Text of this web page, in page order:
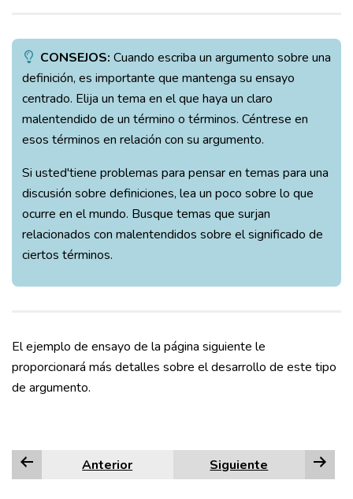
CONSEJOS: Cuando escriba un argumento sobre una
definición, es importante que mantenga su ensayo
centrado. Elija un tema en el que haya un claro
malentendido de un término o términos. Céntrese en
esos términos en relación con su argumento.
Si usted'tiene problemas para pensar en temas para una
discusión sobre definiciones, lea un poco sobre lo que
ocurre en el mundo. Busque temas que surjan
relacionados con malentendidos sobre el significado de
ciertos términos.
El ejemplo de ensayo de la página siguiente le
proporcionará más detalles sobre el desarrollo de este tipo
de argumento.
Anterior Siguiente